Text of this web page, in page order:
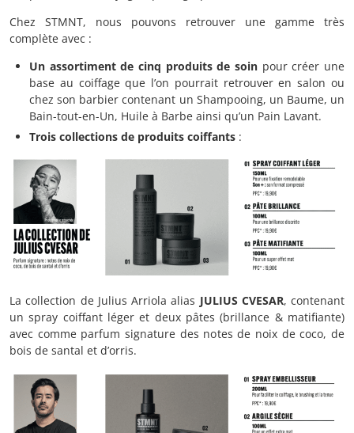
Chez STMNT, nous pouvons retrouver une gamme très
complète avec :
Un assortiment de cinq produits de soin pour créer une
base au coiffage que l’on pourrait retrouver en salon ou
chez son barbier contenant un Shampooing, un Baume, un
Bain-tout-en-Un, Huile à Barbe ainsi qu’un Pain Lavant.
Trois collections de produits coiffants :
La collection de Julius Arriola alias JULIUS CVESAR, contenant
un spray coiffant léger et deux pâtes (brillance & matifiante)
avec comme parfum signature des notes de noix de coco, de
bois de santal et d’orris.